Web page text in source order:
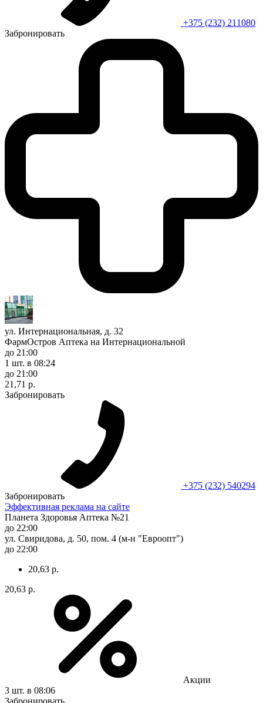
+375 (232) 211080
Забронировать
ул. Интернациональная, д. 32
ФармОстров Аптека на Интернациональной
до 21:00
1 шт. в 08:24
до 21:00
21,71 р.
Забронировать
+375 (232) 540294
Забронировать
Эффективная реклама на сайте
Планета Здоровья Аптека №21
до 22:00
ул. Свиридова, д. 50, пом. 4 (м-н "Евроопт")
до 22:00
20,63 р.
20,63 р.
Акции
3 шт. в 08:06
Забронировать